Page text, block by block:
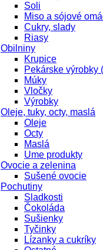
Soli
Miso a sójové
Cukry, slady
Riasy
Obilniny
Krupice
Pekárske výrobky
Múky
Vločky
Výrobky
Oleje, tuky, octy, maslá
Oleje
Octy
Maslá
Ume produkty
Ovocie a zelenina
Sušené ovocie
Pochutiny
Sladkosti
Čokoláda
Sušienky
Tyčinky
Lízanky a cukríky